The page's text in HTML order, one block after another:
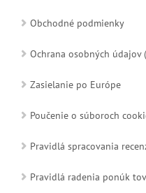
Obchodné podmienky
Ochrana osobných údajov
Zasielanie po Európe
Poučenie o súboroch
Pravidlá spracovania
Pravidlá radenia ponúk